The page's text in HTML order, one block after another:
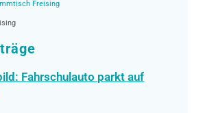
Freising
Fahrschulauto parkt auf